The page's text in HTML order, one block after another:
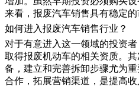
来看，报废汽车销售具有稳定的
如何进入报废汽车销售行业？
对于有意进入这一领域的投资
取得报废机动车的相关资质。
备，建立和完善拆卸步骤尤为
合作，拓展营销渠道，是提高收